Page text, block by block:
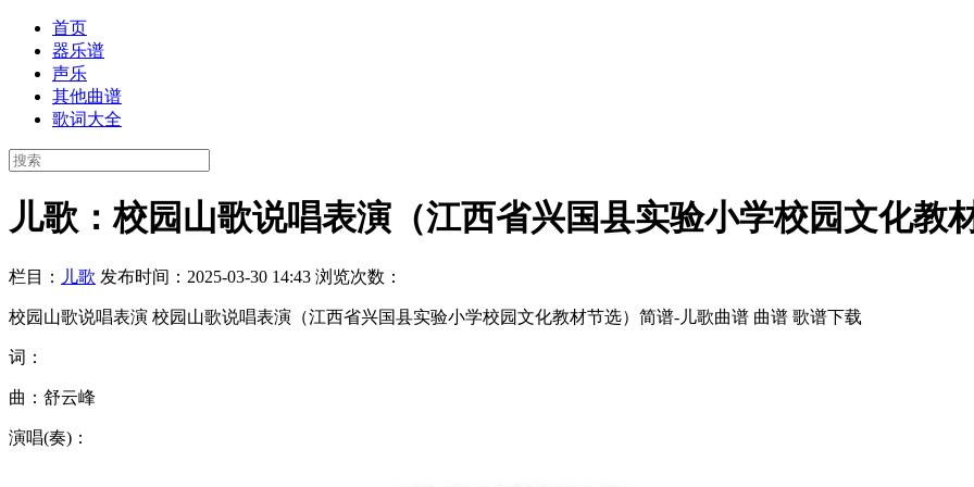
首页
器乐谱
声乐
其他曲谱
歌词大全
儿歌：校园山歌说唱表演（江西省兴国县实验小学校园文化教
栏目： 儿歌 发布时间：2025-03-30 14:43 浏览次数：
校园山歌说唱表演 校园山歌说唱表演（江西省兴国县实验小学校园文化教材节选）简谱-儿歌曲谱 曲谱 歌谱下载
词：
曲：舒云峰
演唱(奏)：